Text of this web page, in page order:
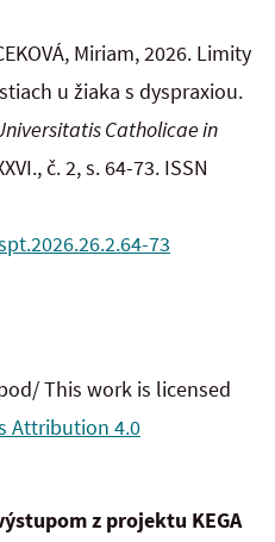
Miriam, 2026. Limity
u žiaka s dyspraxiou.
Catholicae in
č. 2, s. 64-73. ISSN
73
This work is licensed
Attribution 4.0
z projektu KEGA